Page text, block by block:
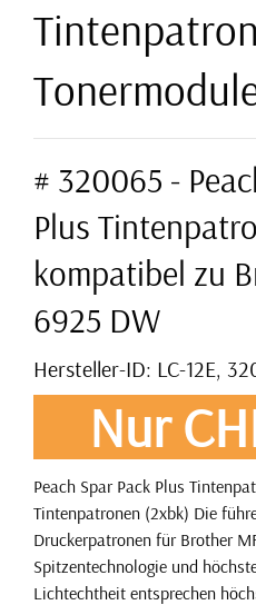
# 320065 -
Plus
kompatibel zu
6925 DW
Hersteller-ID: LC-12E,
Nur
Peach Spar Pack Plus
Tintenpatronen (2xbk) Die
Druckerpatronen für Brother
Spitzentechnologie und
Lichtechtheit entsprechen